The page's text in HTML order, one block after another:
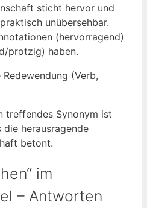
sticht hervor und
unübersehbar.
(hervorragend)
protzig) haben.
(Verb,
treffendes Synonym ist
die herausragende
betont.
im
– Antworten